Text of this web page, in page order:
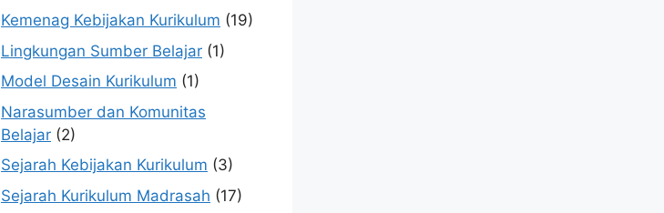
Kemenag Kebijakan Kurikulum (19)
Lingkungan Sumber Belajar (1)
Model Desain Kurikulum (1)
Narasumber dan Komunitas
Belajar (2)
Sejarah Kebijakan Kurikulum (3)
Sejarah Kurikulum Madrasah (17)